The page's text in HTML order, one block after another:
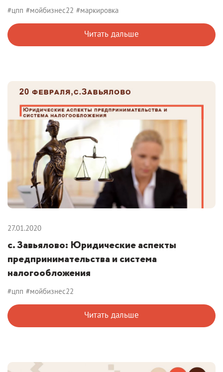
#цпп #мойбизнес22 #маркировка
Читать дальше
27.01.2020
с. Завьялово: Юридические аспекты
предпринимательства и система
налогообложения
#цпп #мойбизнес22
Читать дальше